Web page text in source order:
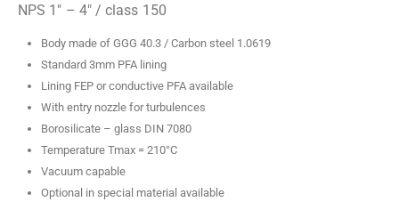
NPS 1″ – 4″ / class 150
Body made of GGG 40.3 / Carbon steel 1.0619
Standard 3mm PFA lining
Lining FEP or conductive PFA available
With entry nozzle for turbulences
Borosilicate – glass DIN 7080
Temperature Tmax = 210°C
Vacuum capable
Optional in special material available